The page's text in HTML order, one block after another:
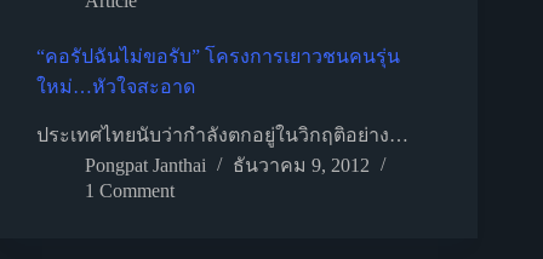
“คอรัปฉันไม่ขอรับ” โครงการเยาวชนคนรุ่น
ใหม่…หัวใจสะอาด
ประเทศไทยนับว่ากำลังตกอยู่ในวิกฤติอย่าง…
Pongpat Janthai
ธันวาคม 9, 2012
1 Comment